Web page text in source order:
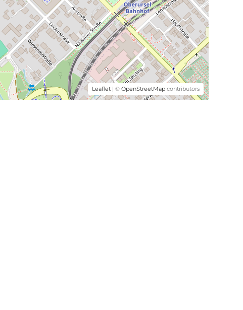
Leaflet| © OpenStreetMapcontributors